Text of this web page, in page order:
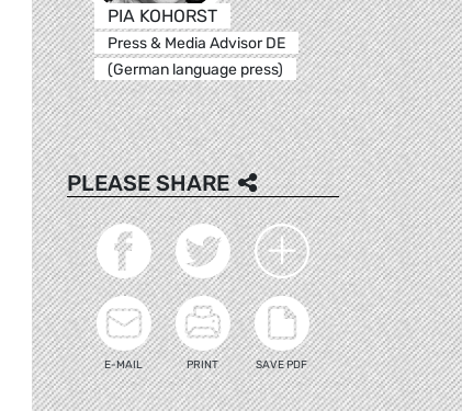
PIA KOHORST
Press & Media Advisor DE
(German language press)
PLEASE SHARE
E-MAIL PRINT SAVE PDF